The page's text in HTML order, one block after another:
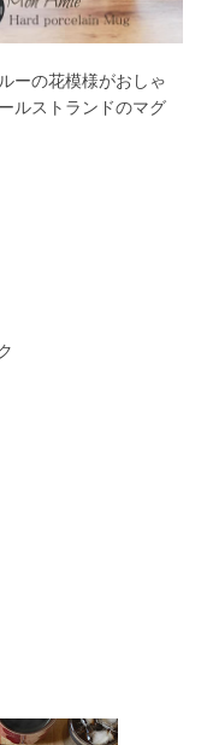
ーの花模様がおしゃ
ルストランドのマグ